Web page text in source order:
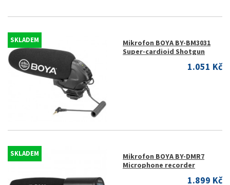
SKLADEM
Mikrofon BOYA BY-BM3031
Super-cardioid Shotgun
1.051 Kč
SKLADEM
Mikrofon BOYA BY-DMR7
Microphone recorder
1.899 Kč